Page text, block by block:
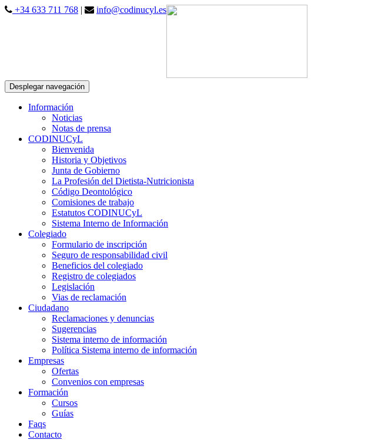
+34 633 711 768 |
info@codinucyl.es
Desplegar navegación
Información
Noticias
Notas de prensa
CODINUCyL
Bienvenida
Historia y Objetivos
Junta de Gobierno
La Profesión del Dietista-Nutricionista
Código Deontológico
Comisiones de trabajo
Estatutos CODINUCyL
Sistema Interno de Información
Colegiado
Formulario de inscripción
Seguro de responsabilidad civil
Beneficios del colegiado
Registro de colegiados
Legislación
Vias de reclamación
Ciudadano
Reclamaciones y denuncias
Sugerencias
Sistema interno de información
Política Sistema interno de información
Empresas
Ofertas
Convenios con empresas
Formación
Cursos
Guías
Faqs
Contacto